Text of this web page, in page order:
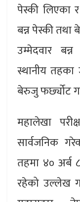
पेस्की लिएका
बन्न पेस्की तथा
उम्मेदवार
स्थानीय तहका
बेरुजु फर्छ्योट
महालेखा
सार्वजनिक
तहमा ४०
रहेको उल्लेख